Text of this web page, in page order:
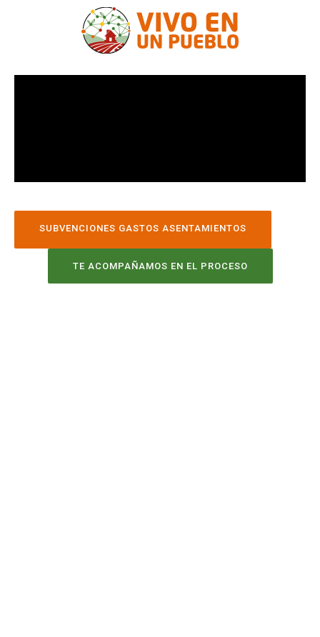
SUBVENCIONES GASTOS ASENTAMIENTOS
TE ACOMPAÑAMOS EN EL PROCESO